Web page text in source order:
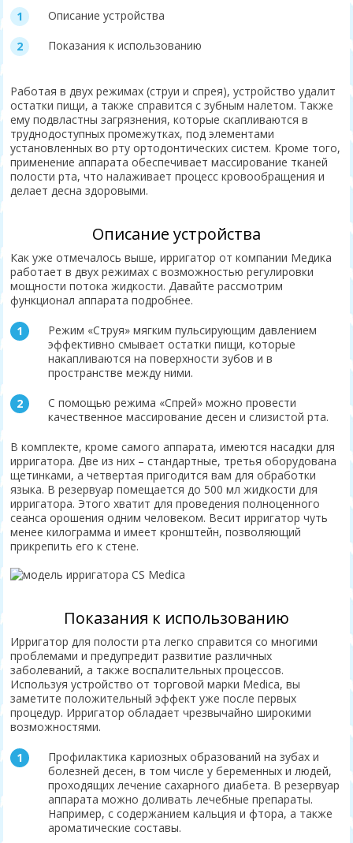
Описание устройства
Показания к использованию
Работая в двух режимах (струи и спрея), устройство удалит
остатки пищи, а также справится с зубным налетом. Также
ему подвластны загрязнения, которые скапливаются в
труднодоступных промежутках, под элементами
установленных во рту ортодонтических систем. Кроме того,
применение аппарата обеспечивает массирование тканей
полости рта, что налаживает процесс кровообращения и
делает десна здоровыми.
Описание устройства
Как уже отмечалось выше, ирригатор от компании Медика
работает в двух режимах с возможностью регулировки
мощности потока жидкости. Давайте рассмотрим
функционал аппарата подробнее.
Режим «Струя» мягким пульсирующим давлением
эффективно смывает остатки пищи, которые
накапливаются на поверхности зубов и в
пространстве между ними.
С помощью режима «Спрей» можно провести
качественное массирование десен и слизистой рта.
В комплекте, кроме самого аппарата, имеются насадки для
ирригатора. Две из них – стандартные, третья оборудована
щетинками, а четвертая пригодится вам для обработки
языка. В резервуар помещается до 500 мл жидкости для
ирригатора. Этого хватит для проведения полноценного
сеанса орошения одним человеком. Весит ирригатор чуть
менее килограмма и имеет кронштейн, позволяющий
прикрепить его к стене.
Показания к использованию
Ирригатор для полости рта легко справится со многими
проблемами и предупредит развитие различных
заболеваний, а также воспалительных процессов.
Используя устройство от торговой марки Medica, вы
заметите положительный эффект уже после первых
процедур. Ирригатор обладает чрезвычайно широкими
возможностями.
Профилактика кариозных образований на зубах и
болезней десен, в том числе у беременных и людей,
проходящих лечение сахарного диабета. В резервуар
аппарата можно доливать лечебные препараты.
Например, с содержанием кальция и фтора, а также
ароматические составы.